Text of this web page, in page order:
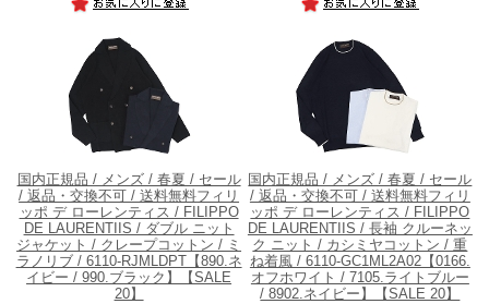
国内正規品 / メンズ / 春夏 / セール
/ 返品・交換不可 / 送料無料フィリ
ッポ デ ローレンティス / FILIPPO
DE LAURENTIIS / ダブル ニット
ジャケット / クレープコットン / ミ
ラノリブ / 6110-RJMLDPT【890.ネ
イビー / 990.ブラック】【SALE
20】
国内正規品 / メンズ / 春夏 / セール
/ 返品・交換不可 / 送料無料フィリ
ッポ デ ローレンティス / FILIPPO
DE LAURENTIIS / 長袖 クルーネッ
ク ニット / カシミヤコットン / 重
ね着風 / 6110-GC1ML2A02【0166.
オフホワイト / 7105.ライトブルー
/ 8902.ネイビー】【SALE 20】